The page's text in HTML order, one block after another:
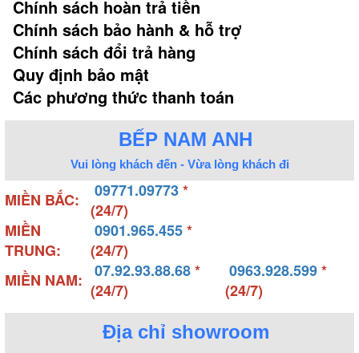
Chính sách hoàn trả tiền
Chính sách bảo hành & hỗ trợ
Chính sách đổi trả hàng
Quy định bảo mật
Các phương thức thanh toán
BẾP NAM ANH
Vui lòng khách đến - Vừa lòng khách đi
MIỀN BẮC: 09771.09773*
(24/7)
MIỀN
TRUNG:
0901.965.455*
(24/7)
MIỀN NAM:
07.92.93.88.68*
(24/7)
0963.928.599*
(24/7)
Địa chỉ showroom